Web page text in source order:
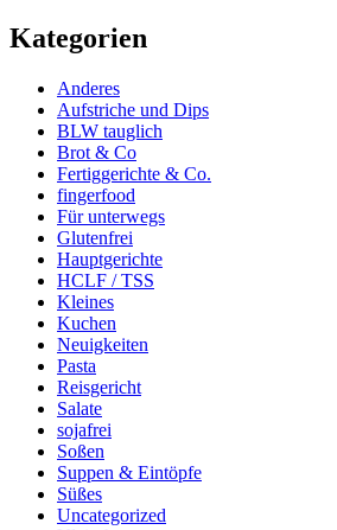
Kategorien
Anderes
Aufstriche und Dips
BLW tauglich
Brot & Co
Fertiggerichte & Co.
fingerfood
Für unterwegs
Glutenfrei
Hauptgerichte
HCLF / TSS
Kleines
Kuchen
Neuigkeiten
Pasta
Reisgericht
Salate
sojafrei
Soßen
Suppen & Eintöpfe
Süßes
Uncategorized